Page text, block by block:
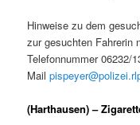
Hinweise zu dem
zur gesuchten Fahrerin
Telefonnummer 06232/
Mail
(Harthausen) –